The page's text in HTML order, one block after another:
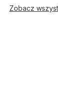
Zobacz